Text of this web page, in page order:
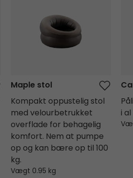
Maple stol
Kompakt oppustelig stol
med velourbetrukket
overflade for behagelig
komfort. Nem at pumpe
op og kan bære op til 100
kg.
Vægt 0.95 kg
i